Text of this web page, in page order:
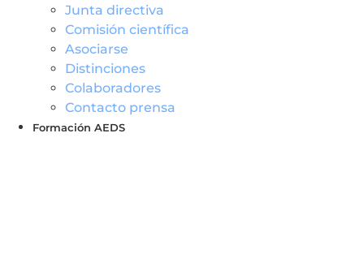
Junta directiva
Comisión científica
Asociarse
Distinciones
Colaboradores
Contacto prensa
Formación AEDS